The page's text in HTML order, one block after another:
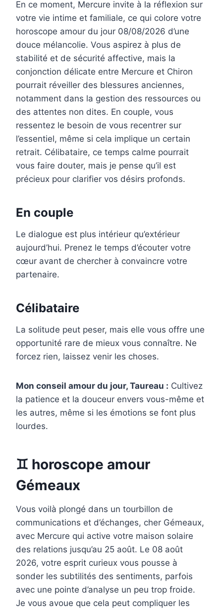
En ce moment, Mercure invite à la réflexion sur
votre vie intime et familiale, ce qui colore votre
horoscope amour du jour 08/08/2026 d’une
douce mélancolie. Vous aspirez à plus de
stabilité et de sécurité affective, mais la
conjonction délicate entre Mercure et Chiron
pourrait réveiller des blessures anciennes,
notamment dans la gestion des ressources ou
des attentes non dites. En couple, vous
ressentez le besoin de vous recentrer sur
l’essentiel, même si cela implique un certain
retrait. Célibataire, ce temps calme pourrait
vous faire douter, mais je pense qu’il est
précieux pour clarifier vos désirs profonds.
En couple
Le dialogue est plus intérieur qu’extérieur
aujourd’hui. Prenez le temps d’écouter votre
cœur avant de chercher à convaincre votre
partenaire.
Célibataire
La solitude peut peser, mais elle vous offre une
opportunité rare de mieux vous connaître. Ne
forcez rien, laissez venir les choses.
Mon conseil amour du jour, Taureau : Cultivez
la patience et la douceur envers vous-même et
les autres, même si les émotions se font plus
lourdes.
♊ horoscope amour
Gémeaux
Vous voilà plongé dans un tourbillon de
communications et d’échanges, cher Gémeaux,
avec Mercure qui active votre maison solaire
des relations jusqu’au 25 août. Le 08 août
2026, votre esprit curieux vous pousse à
sonder les subtilités des sentiments, parfois
avec une pointe d’analyse un peu trop froide.
Je vous avoue que cela peut compliquer les